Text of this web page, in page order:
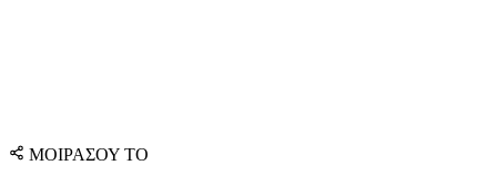
ΜΟΙΡΑΣΟΥ ΤΟ